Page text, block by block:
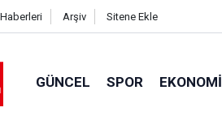
Arşiv Sitene Ekle
GÜNCEL SPOR EKONOMI